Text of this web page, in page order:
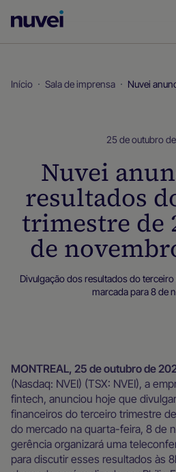
inicial
Nuvei
Início Sala de imprensa
25 de outubro
Nuvei
resultados
trimestre de
de
Divulgação dos resultados do
marcada para 8 de
MONTREAL, 25 de outubro de
(Nasdaq: NVEI) (TSX: NVEI), a
fintech, anunciou hoje que
financeiros do terceiro trimestre
do mercado na quarta-feira, 8 de
gerência organizará uma
para discutir esses resultados às